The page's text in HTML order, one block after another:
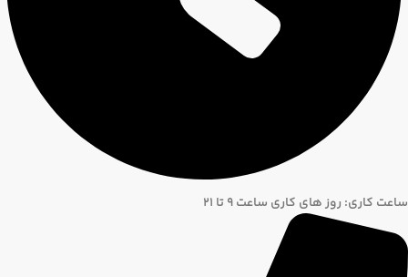
ساعت کاری: روز های کاری ساعت ۹ تا ۲۱